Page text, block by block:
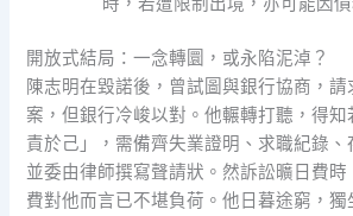
開放式結局：一念轉圜，或永陷泥淖？
陳志明在毀諾後，曾試圖與銀行協商，
案，但銀行冷峻以對。他輾轉打聽，得
責於己」，需備齊失業證明、求職紀錄、
並委由律師撰寫聲請狀。然訴訟曠日費
費對他而言已不堪負荷。他日暮途窮，